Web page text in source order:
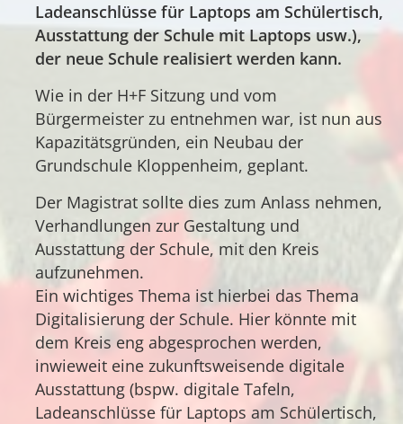
Ladeanschlüsse für Laptops am Schülertisch,
Ausstattung der Schule mit Laptops usw.),
der neue Schule realisiert werden kann.
Wie in der H+F Sitzung und vom
Bürgermeister zu entnehmen war, ist nun aus
Kapazitätsgründen, ein Neubau der
Grundschule Kloppenheim, geplant.
Der Magistrat sollte dies zum Anlass nehmen,
Verhandlungen zur Gestaltung und
Ausstattung der Schule, mit den Kreis
aufzunehmen.
Ein wichtiges Thema ist hierbei das Thema
Digitalisierung der Schule. Hier könnte mit
dem Kreis eng abgesprochen werden,
inwieweit eine zukunftsweisende digitale
Ausstattung (bspw. digitale Tafeln,
Ladeanschlüsse für Laptops am Schülertisch,